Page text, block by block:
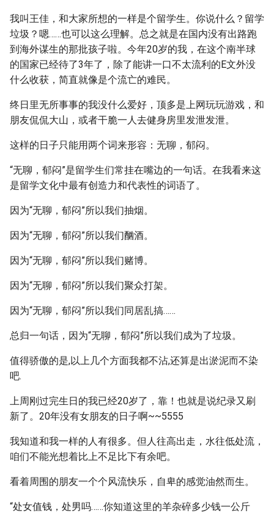
我叫王佳，和大家所想的一样是个留学生。你说什么？留学
垃圾？嗯……也可以这么理解。总之就是在国内没有出路跑
到海外谋生的那批孩子啦。今年20岁的我，在这个南半球
的国家已经待了3年了，除了能讲一口不太流利的E文外没
什么收获，简直就像是个流亡的难民。
终日里无所事事的我没什么爱好，顶多是上网玩玩游戏，和
朋友侃侃大山，或者干脆一人去健身房里发泄发泄。
这样的日子只能用两个词来形容：无聊，郁闷。
“无聊，郁闷”是留学生们常挂在嘴边的一句话。在我看来这
是留学文化中最有创造力和代表性的词语了。
因为“无聊，郁闷”所以我们抽烟。
因为“无聊，郁闷”所以我们酗酒。
因为“无聊，郁闷”所以我们赌博。
因为“无聊，郁闷”所以我们聚众打架。
因为“无聊，郁闷”所以我们同居乱搞……
总归一句话，因为“无聊，郁闷”所以我们成为了垃圾。
值得骄傲的是,以上几个方面我都不沾,还算是出淤泥而不染
吧.
上周刚过完生日的我已经20岁了，靠！也就是说纪录又刷
新了。20年没有女朋友的日子啊~~5555
我知道和我一样的人有很多。但人往高出走，水往低处流，
咱们不能光想着比上不足比下有余吧。
看着周围的朋友一个个风流快乐，自卑的感觉油然而生。
“处女值钱，处男吗……你知道这里的羊杂碎多少钱一公斤